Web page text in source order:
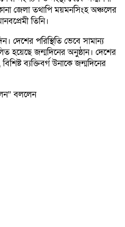
জেলা তথাপি ময়মনসিংহ অঞ্চলের
তিনি।
দেশের পরিস্থিতি ভেবে সামান্য
হয়েছে জন্মদিনের অনুষ্ঠান। দেশের
ব্যক্তিবর্গ উনাকে জন্মদিনের
বললেন